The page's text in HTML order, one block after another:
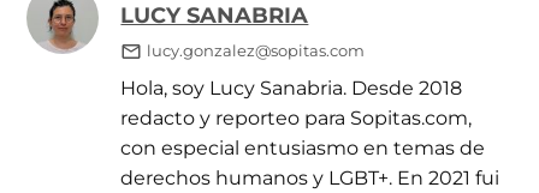
LUCY SANABRIA
lucy.gonzalez@sopitas.com
Hola, soy Lucy Sanabria. Desde 2018
redacto y reporteo para Sopitas.com,
con especial entusiasmo en temas de
derechos humanos y LGBT+. En 2021 fui